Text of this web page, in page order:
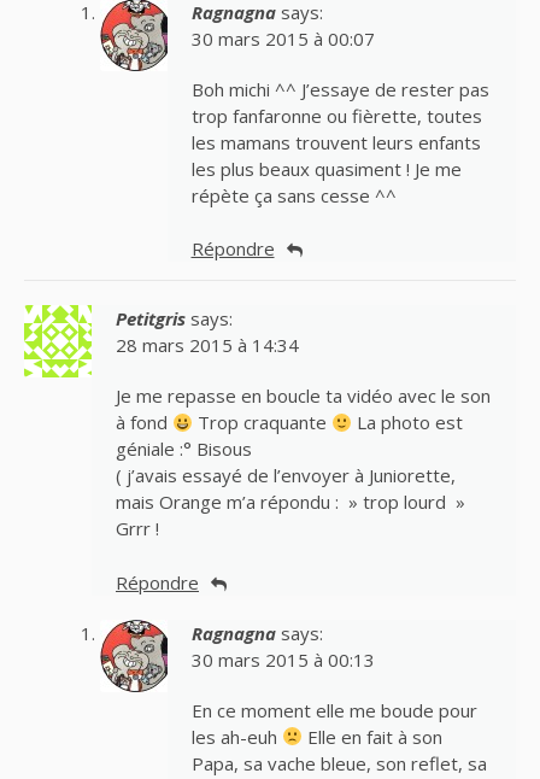
Ragnagna says:
30 mars 2015 à 00:07
Boh michi ^^ J’essaye de rester pas
trop fanfaronne ou fièrette, toutes
les mamans trouvent leurs enfants
les plus beaux quasiment ! Je me
répète ça sans cesse ^^
Répondre
Petitgris says:
28 mars 2015 à 14:34
Je me repasse en boucle ta vidéo avec le son
à fond
Trop craquante
La photo est
géniale :° Bisous
( j’avais essayé de l’envoyer à Juniorette,
mais Orange m’a répondu : » trop lourd »
Grrr !
Répondre
Ragnagna says:
30 mars 2015 à 00:13
En ce moment elle me boude pour
les ah-euh
Elle en fait à son
Papa, sa vache bleue, son reflet, sa